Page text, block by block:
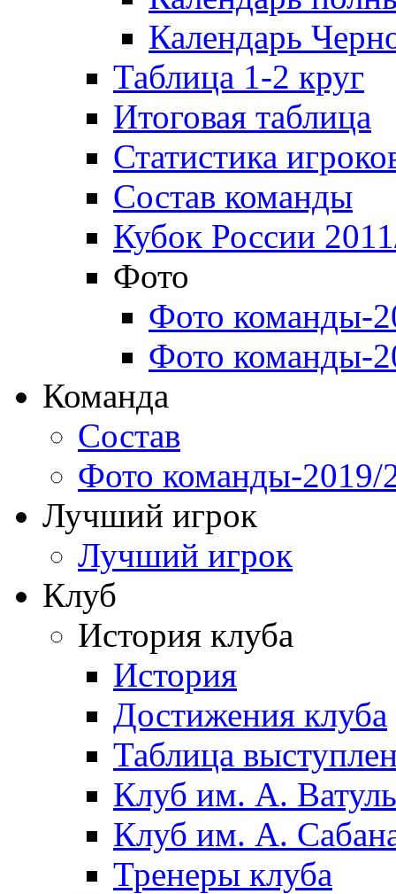
Календарь
Таблица 1-2 круг
Итоговая таблица
Статистика
Состав команды
Кубок России
Фото
Фото команды-
Фото команды-
Команда
Состав
Фото команды-2019/
Лучший игрок
Лучший игрок
Клуб
История клуба
История
Достижения клуба
Таблица
Клуб им. А.
Клуб им. А.
Тренеры клуба